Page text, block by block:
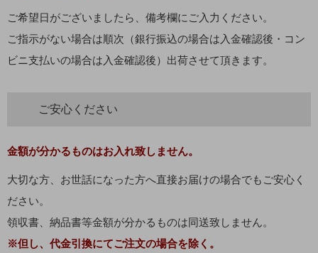
ご希望日がございましたら、備考欄にご入力ください。
ご指示がない場合は順次（銀行振込の場合は入金確認後・コン
ビニ支払いの場合は入金確認後）出荷させて頂きます。
ご安心ください
金額が分かるものはお入れ致しません。
大切な方、お世話になった方へ直接お届けの場合でもご安心く
ださい。
領収書、納品書等金額が分かるものは同送致しません。
※但し、代金引換にてご注文の場合を除く。